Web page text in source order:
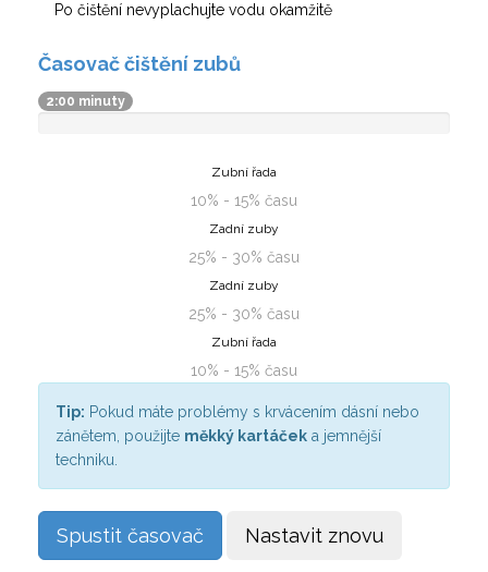
Po čištění nevyplachujte vodu okamžitě
Časovač čištění zubů
2:00 minuty
Zubní řada
10% - 15% času
Zadní zuby
25% - 30% času
Zadní zuby
25% - 30% času
Zubní řada
10% - 15% času
Tip: Pokud máte problémy s krvácením dásní nebo
zánětem, použijte měkký kartáček a jemnější
techniku.
Spustit časovač Nastavit znovu